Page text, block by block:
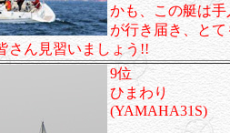
かも、この艇は手
が行き届き、とて
さん見習いましょう!!
9位
ひまわり
(YAMAHA31S)